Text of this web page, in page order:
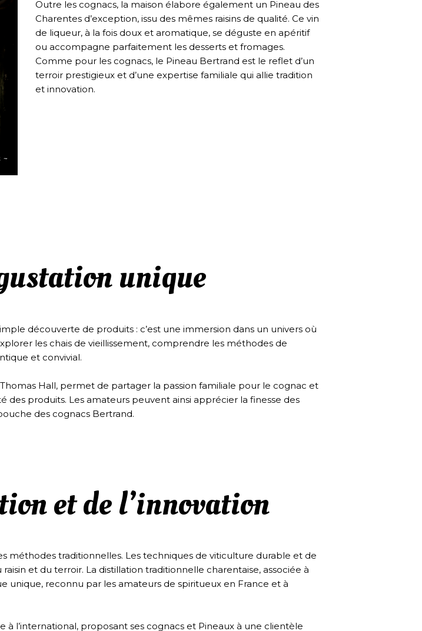
Outre les cognacs, la maison élabore également un Pineau des
Charentes d’exception, issu des mêmes raisins de qualité. Ce vin
de liqueur, à la fois doux et aromatique, se déguste en apéritif
ou accompagne parfaitement les desserts et fromages.
Comme pour les cognacs, le Pineau Bertrand est le reflet d’un
terroir prestigieux et d’une expertise familiale qui allie tradition
et innovation.
unique
découverte de produits : c’est une immersion dans un univers où
les chais de vieillissement, comprendre les méthodes de
et convivial.
Hall, permet de partager la passion familiale pour le cognac et
produits. Les amateurs peuvent ainsi apprécier la finesse des
des cognacs Bertrand.
et de l’innovation
méthodes traditionnelles. Les techniques de viticulture durable et de
et du terroir. La distillation traditionnelle charentaise, associée à
unique, reconnu par les amateurs de spiritueux en France et à
l’international, proposant ses cognacs et Pineaux à une clientèle